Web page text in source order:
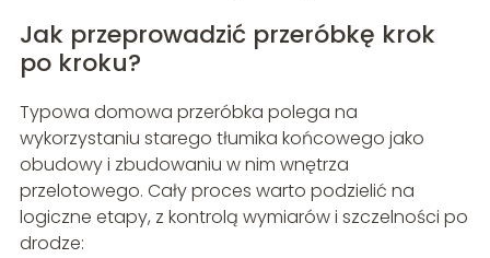
Jak przeprowadzić przeróbkę krok
po kroku?
Typowa domowa przeróbka polega na
wykorzystaniu starego tłumika końcowego jako
obudowy i zbudowaniu w nim wnętrza
przelotowego. Cały proces warto podzielić na
logiczne etapy, z kontrolą wymiarów i szczelności po
drodze: